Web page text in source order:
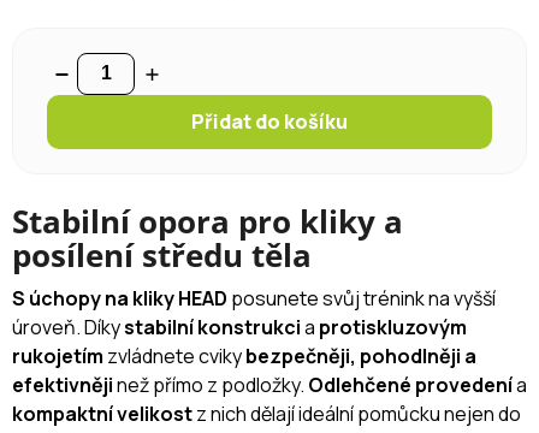
Přidat do košíku
Stabilní opora pro kliky a
posílení středu těla
S úchopy na kliky HEAD posunete svůj trénink na vyšší
úroveň. Díkystabilní konstrukcia protiskluzovým
rukojetím zvládnete cvikybezpečněji, pohodlněji a
efektivnějinež přímo z podložky. Odlehčené provedenía
kompaktní velikostz nich dělají ideální pomůcku nejen do